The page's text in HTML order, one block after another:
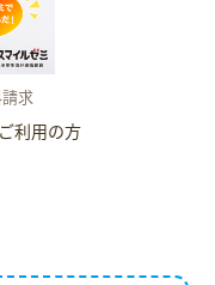
求
利用の方